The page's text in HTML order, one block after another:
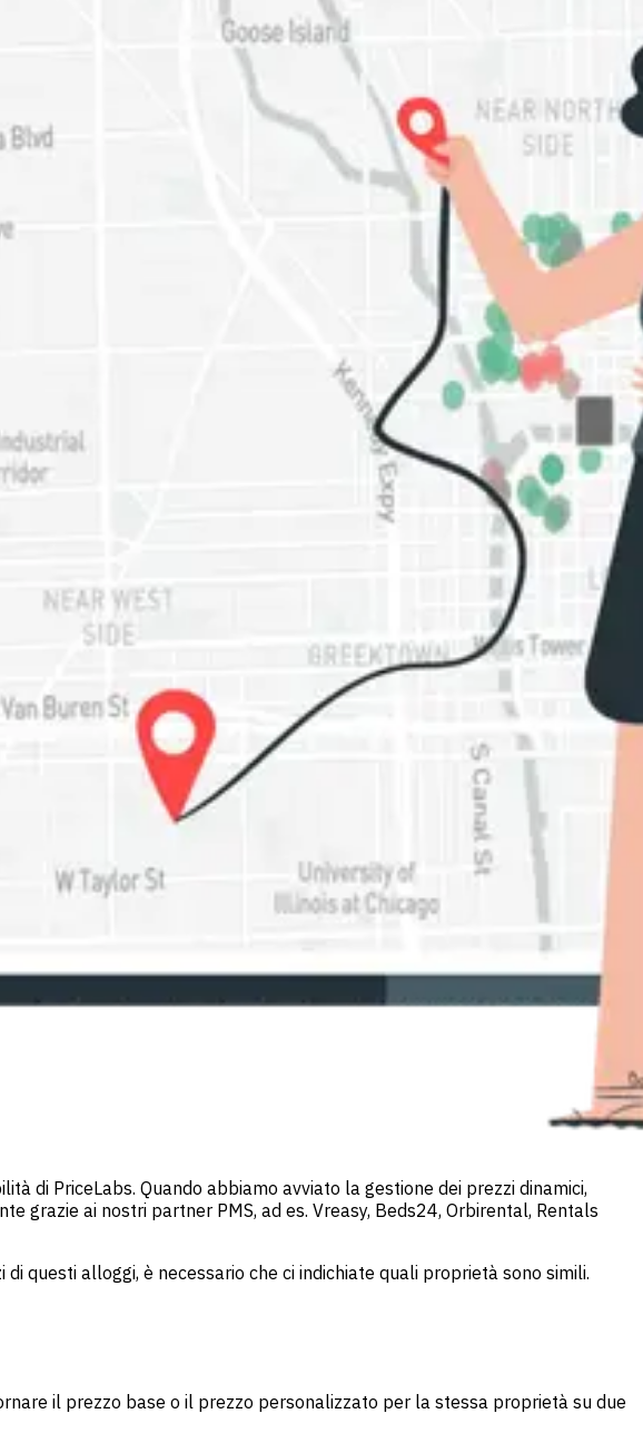
di PriceLabs. Quando abbiamo avviato la gestione dei prezzi dinamici,
grazie ai nostri partner PMS, ad es. Vreasy, Beds24, Orbirental, Rentals
questi alloggi, è necessario che ci indichiate quali proprietà sono simili.
il prezzo base o il prezzo personalizzato per la stessa proprietà su due